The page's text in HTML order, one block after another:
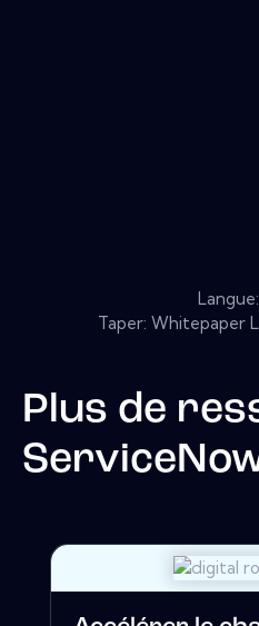
Taper: Whitepaper
Plus de